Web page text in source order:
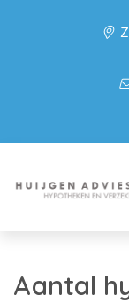
Aantal